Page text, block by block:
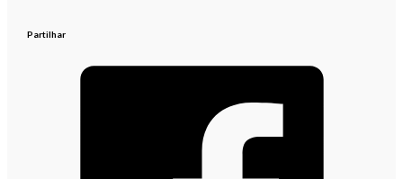
Partilhar